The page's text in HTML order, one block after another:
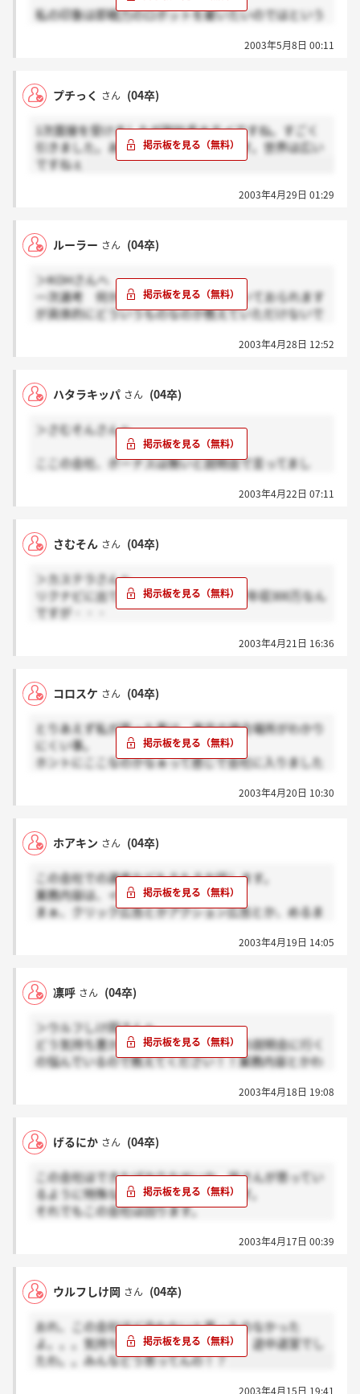
私の印象は即戦力のロボットを雇いたいのではという
りました。企業と学生のマッチングなんて考えてない
んではないかと感じました。
この会社は広告ではないのではないでしょうか。レッ
プ業ということでメディアの不動産屋みたいなもので
す。Yahooのようなポータル的な存在かと思います。
2003年5月8日 00:11
プチっく さん (04卒)
1次面接を受けましたが副社長キモイですね。すごく
引きました。ありえないほどキモイです。世界は広い
ですねぇ
2003年4月29日 01:29
ルーラー さん (04卒)
＞KOHさんへ
一次選考 何かの仕組みについてと書いておられます
が具体的にどういうものなのか教えていただけないで
だったので一次試験がとても不安です。2003年4月28日 12:52
ハタラキッパ さん (04卒)
＞さむそんさんへ
ここの会社、ボーナスは無いと説明会で言ってまし
2003年4月22日 07:11
さむそん さん (04卒)
＞カステラさんへ
リクナビに出ている営業の人、2年目で年収300万なん
ですが・・・
あと、ここの給与体系あやしくないですか？
っているみたいですし、ほかの社員はスズメの涙程度
ということにはなるのでしょうか
2003年4月21日 16:36
コロスケ さん (04卒)
とりあえず私が思った事は、東京の場合場所がわかり
にくい事。
ホントにここなのかなぁって感じで会社に入りました
テストに関してはホアキンさんがおっしゃっている通
ます。
デオはないだろ」といった印象をうけました。テスト
の最中は終始社長が珈琲を飲んで・・・匂いがw
答は曖昧なものでした。まだそこまで踏み込んで考え
若い会社なので柔軟であるとは思うのですが、私には
向かないかな？と思ってしまいました。
2003年4月20日 10:30
ホアキン さん (04卒)
この会社での選考などもろもろお話します。
業務内容は、インターネット広告？
まぁ、クリック広告とかアクション広告とか、めるま
メディアとクライアントの仲介業みたいな仕事。
副社長がヤバイとか、下の掲示板で書いてあります
が、会えば分かります（笑）。
せいか、あちら側からの質問の意図が分からないこと
もありました。
とゆうか、副社長は何言っても無表情なので、答える
がいいかも。
スタンスとしては、即戦力を雇うような感じ。
営業会議とかプレゼンとかあったし。
…本当に興味のある人向けだと私は思いました。
「内定」「不合格」に加えて「保留」がありました。
…保留？就職活動する身としては、微妙な結果だと思
うのですが…。
長々と申し訳ないです。
2003年4月19日 14:05
凛呼 さん (04卒)
＞ウルフしけ岡さんへ
どう気持ち悪かったの？？私も今ここの説明会に行く
の悩んでいるので教えてください！！業務内容とかわ
とりあえず、行こうかぐらいに考えているんですけど
他のみなさんも教えてください☆
2003年4月18日 19:08
げるにか さん (04卒)
この会社はできたばかりなせいか、皆さんが思ってい
るように特殊な会社ではあると思います。
それでもこの会社は回ります。
いものでしょう。いい経験になると思います。
入社するしないはそれぞれの判断だと思います。
がんばりましょう。
2003年4月17日 00:39
ウルフしけ岡 さん (04卒)
おれ、この会社ほど会わないと思ったのなかった
よ。。。気持ちわるかったもん。当然 途中退室でし
たわ。。みんなどう思ってんの！？
2003年4月15日 19:41